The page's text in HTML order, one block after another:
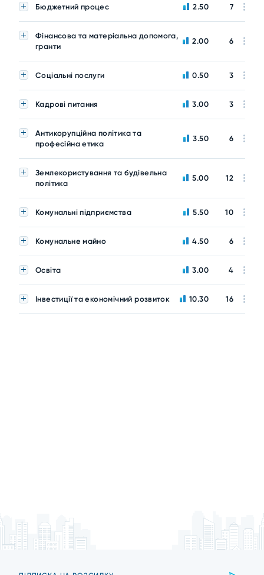
Бюджетний процес 2.50 7
Фінансова та матеріальна допомога,
гранти
2.00 6
Соціальні послуги 0.50 3
Кадрові питання 3.00 3
Антикорупційна політика та
професійна етика
3.50 6
Землекористування та будівельна
політика
5.00 12
Комунальні підприємства 5.50 10
Комунальне майно 4.50 6
Освіта 3.00 4
Інвестиції та економічний розвиток 10.30 16